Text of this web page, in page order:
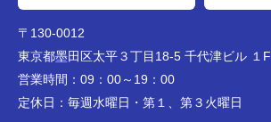
〒130-0012
東京都墨田区太平３丁目18-5 千代津ビル １F
営業時間： 09：00～19：00
定休日： 毎週水曜日・第１、第３火曜日